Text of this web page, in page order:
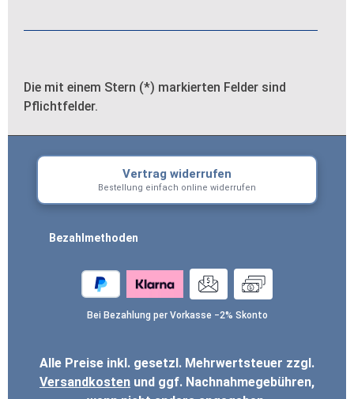
Die mit einem Stern (*) markierten Felder sind
Pflichtfelder.
Vertrag widerrufen
Bestellung einfach online widerrufen
Bezahlmethoden
Bei Bezahlung per Vorkasse −2% Skonto
Alle Preise inkl. gesetzl. Mehrwertsteuer zzgl.
Versandkosten und ggf. Nachnahmegebühren,